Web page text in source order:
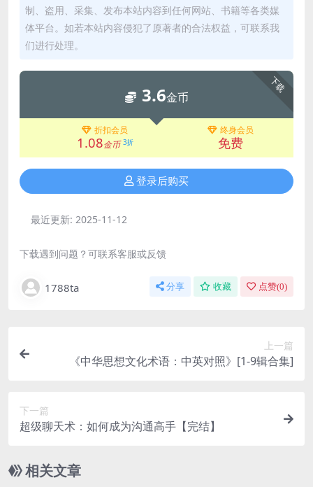
制、盗用、采集、发布本站内容到任何网站、书籍等各类媒
体平台。如若本站内容侵犯了原著者的合法权益，可联系我
们进行处理。
下载
3.6金币
折扣会员
1.08金币 3折
终身会员
免费
登录后购买
最近更新: 2025-11-12
下载遇到问题？可联系客服或反馈
1788ta 分享 收藏 点赞(0)
上一篇
《中华思想文化术语：中英对照》[1-9辑合集]
下一篇
超级聊天术：如何成为沟通高手【完结】
相关文章